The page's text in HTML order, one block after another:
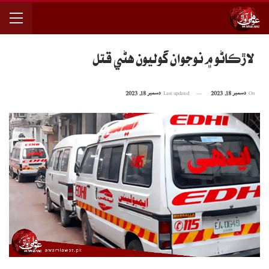
لاڙڪاڻو ۾ نوجوان گوليون هڻي قتل